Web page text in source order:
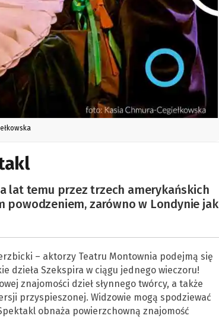
lat temu przez trzech amerykańskich
powodzeniem, zarówno w Londynie jak
– aktorzy Teatru Montownia podejmą się
dzieła Szekspira w ciągu jednego wieczoru!
znajomości dzieł słynnego twórcy, a także
przyspieszonej. Widzowie mogą spodziewać
obnaża powierzchowną znajomość